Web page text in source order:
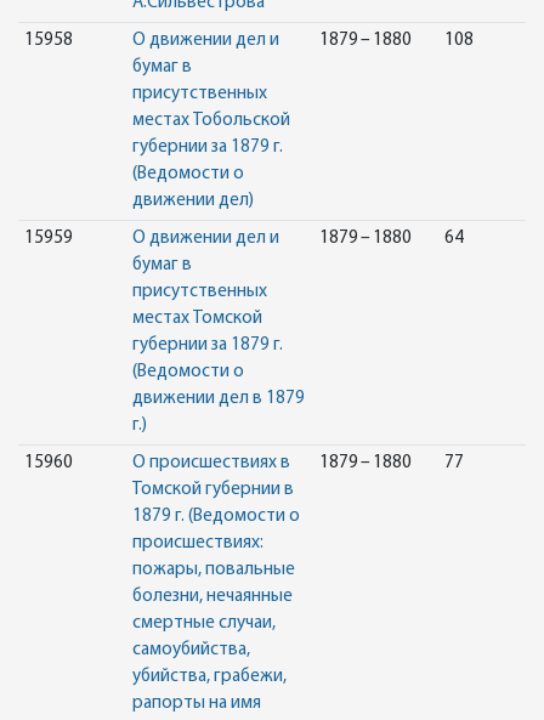
15958
О движении дел и
бумаг в
присутственных
местах Тобольской
губернии за 1879 г.
(Ведомости о
движении дел)
1879 – 1880 108
15959
О движении дел и
бумаг в
присутственных
местах Томской
губернии за 1879 г.
(Ведомости о
движении дел в 1879
г.)
1879 – 1880 64
15960
О происшествиях в
Томской губернии в
1879 г. (Ведомости о
происшествиях:
пожары, повальные
болезни, нечаянные
смертные случаи,
самоубийства,
убийства, грабежи,
рапорты на имя
1879 – 1880 77